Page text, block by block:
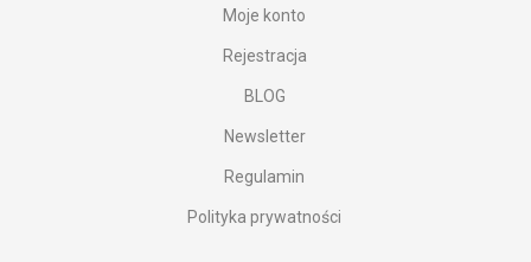
Moje konto
Rejestracja
BLOG
Newsletter
Regulamin
Polityka prywatności